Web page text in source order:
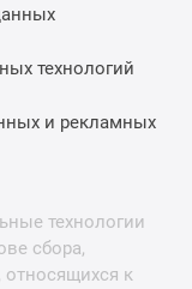
технологий
и рекламных
технологии
сбора,
относящихся к